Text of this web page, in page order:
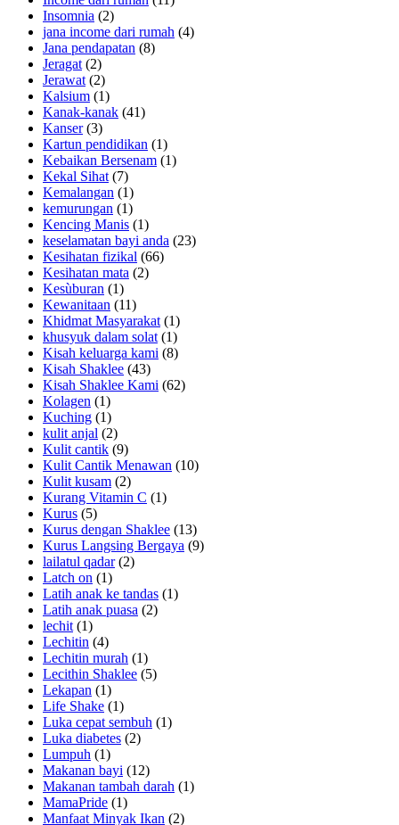
Insomnia (2)
jana income dari rumah (4)
Jana pendapatan (8)
Jeragat (2)
Jerawat (2)
Kalsium (1)
Kanak-kanak (41)
Kanser(3)
Kartun pendidikan (1)
Kebaikan Bersenam (1)
Kekal Sihat (7)
Kemalangan (1)
kemurungan (1)
Kencing Manis (1)
keselamatan bayi anda (23)
Kesihatan fizikal (66)
Kesihatan mata (2)
Kesùburan (1)
Kewanitaan (11)
Khidmat Masyarakat (1)
khusyuk dalam solat (1)
Kisah keluarga kami (8)
Kisah Shaklee (43)
Kisah Shaklee Kami (62)
Kolagen (1)
Kuching (1)
kulit anjal (2)
Kulit cantik (9)
Kulit Cantik Menawan (10)
Kulit kusam (2)
Kurang Vitamin C (1)
Kurus (5)
Kurus dengan Shaklee (13)
Kurus Langsing Bergaya (9)
lailatul qadar(2)
Latch on (1)
Latih anak ke tandas (1)
Latih anak puasa (2)
lechit (1)
Lechitin (4)
Lechitin murah (1)
Lecithin Shaklee (5)
Lekapan (1)
Life Shake (1)
Luka cepat sembuh (1)
Luka diabetes (2)
Lumpuh (1)
Makanan bayi (12)
Makanan tambah darah (1)
MamaPride (1)
Manfaat Minyak Ikan (2)